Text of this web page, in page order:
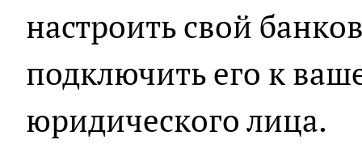
настроить свой
подключить его к
юридического лица.